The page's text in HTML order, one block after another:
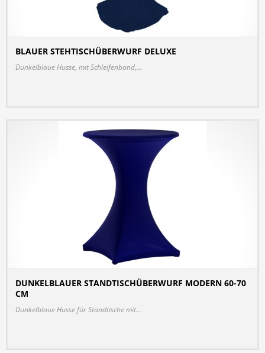
BLAUER STEHTISCHÜBERWURF DELUXE
Dunkelblaue Husse, mit Schleifenband,...
DUNKELBLAUER STANDTISCHÜBERWURF MODERN 60-70
CM
Dunkelblaue Husse für Standtische mit...